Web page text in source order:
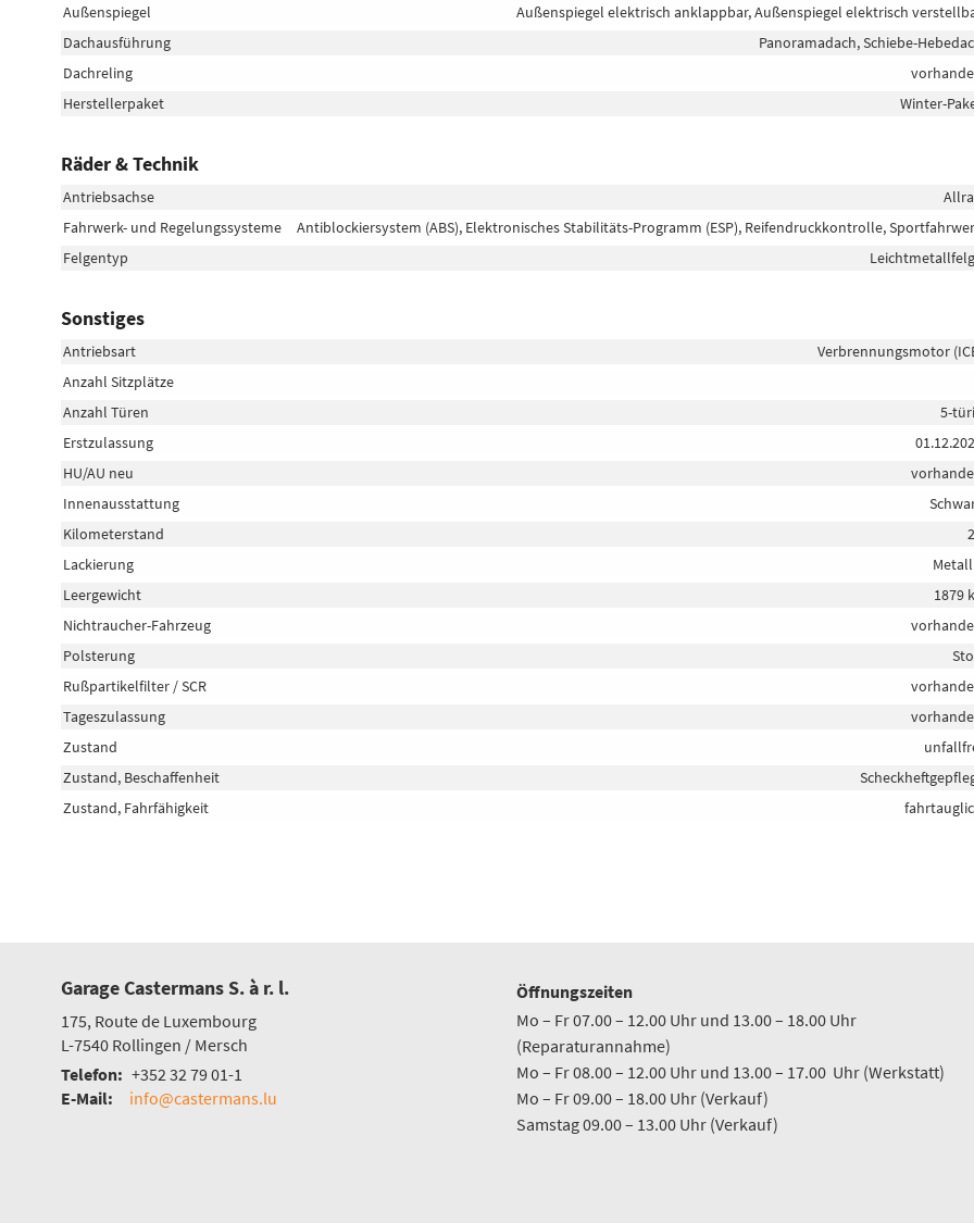
Außenspiegel
Außenspiegel elektrisch anklappbar, Außenspiegel elektrisch
Dachausführung
Panoramadach, Schiebe-
Dachreling
Herstellerpaket
Winter-
Räder & Technik
Antriebsachse
Fahrwerk- und Regelungssysteme
Antiblockiersystem (ABS), Elektronisches Stabilitäts-Programm (ESP), Reifendruckkontrolle,
Felgentyp
Sonstiges
Antriebsart
Verbrennungsmotor
Anzahl Sitzplätze
Anzahl Türen
5-
Erstzulassung
HU/AU neu
Innenausstattung
Kilometerstand
Lackierung
Leergewicht
1879
Nichtraucher-Fahrzeug
Polsterung
Rußpartikelfilter / SCR
Tageszulassung
Zustand
Zustand, Beschaffenheit
Zustand, Fahrfähigkeit
Garage Castermans S. à r. l.
175, Route de Luxembourg
L-7540 Rollingen / Mersch
Telefon: +352 32 79 01-1
E-Mail:
info@castermans.lu
Öffnungszeiten
Mo – Fr 07.00 – 12.00 Uhr und 13.00 – 18.00 Uhr
(Reparaturannahme)
Mo – Fr 08.00 – 12.00 Uhr und 13.00 – 17.00 Uhr (Werkstatt)
Mo – Fr 09.00 – 18.00 Uhr (Verkauf)
Samstag 09.00 – 13.00 Uhr (Verkauf)